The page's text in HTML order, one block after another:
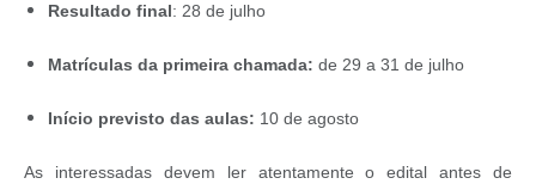
Resultado final: 28 de julho
Matrículas da primeira chamada: de 29 a 31 de julho
Início previsto das aulas: 10 de agosto
As interessadas devem ler atentamente o edital antes de